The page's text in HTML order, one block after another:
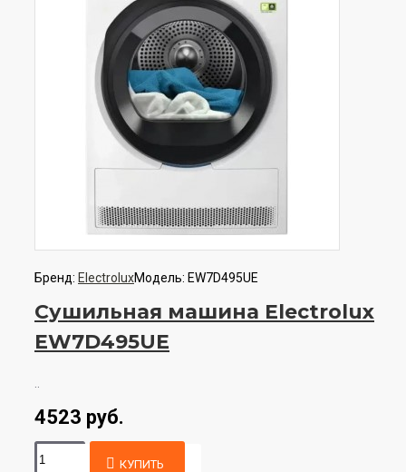
Бренд: ElectroluxМодель: EW7D495UE
Сушильная машина Electrolux
EW7D495UE
4523 руб.
КУПИТЬ